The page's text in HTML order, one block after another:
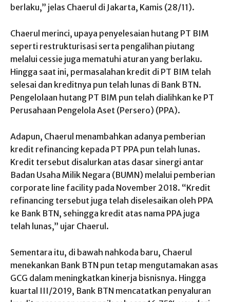
berlaku,” jelas Chaerul di Jakarta, Kamis (28/11).
Chaerul merinci, upaya penyelesaian hutang PT BIM
seperti restrukturisasi serta pengalihan piutang
melalui cessie juga mematuhi aturan yang berlaku.
Hingga saat ini, permasalahan kredit di PT BIM telah
selesai dan kreditnya pun telah lunas di Bank BTN.
Pengelolaan hutang PT BIM pun telah dialihkan ke PT
Perusahaan Pengelola Aset (Persero) (PPA).
Adapun, Chaerul menambahkan adanya pemberian
kredit refinancing kepada PT PPA pun telah lunas.
Kredit tersebut disalurkan atas dasar sinergi antar
Badan Usaha Milik Negara (BUMN) melalui pemberian
corporate line facility pada November 2018. “Kredit
refinancing tersebut juga telah diselesaikan oleh PPA
ke Bank BTN, sehingga kredit atas nama PPA juga
telah lunas,” ujar Chaerul.
Sementara itu, di bawah nahkoda baru, Chaerul
menekankan Bank BTN pun tetap mengutamakan asas
GCG dalam meningkatkan kinerja bisnisnya. Hingga
kuartal III/2019, Bank BTN mencatatkan penyaluran